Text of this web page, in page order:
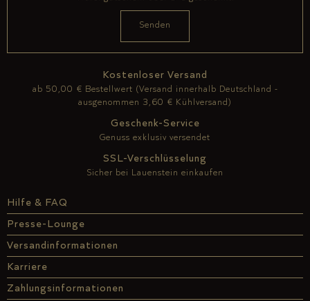
Hilfe & FAQ
Presse-Lounge
Versandinformationen
Karriere
Zahlungsinformationen
Kostenloser Versand
ab 50,00 € Bestellwert (Versand innerhalb Deutschland -
ausgenommen 3,60 € Kühlversand)
Geschenk-Service
Genuss exklusiv versendet
SSL-Verschlüsselung
Sicher bei Lauenstein einkaufen